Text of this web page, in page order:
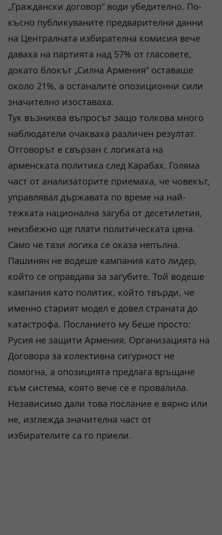
„Граждански договор“ води убедително. По-
късно публикуваните предварителни данни
на Централната избирателна комисия вече
даваха на партията над 57% от гласовете,
докато блокът „Силна Армения“ оставаше
около 21%, а останалите опозиционни сили
значително изоставаха.
Тук възниква въпросът защо толкова много
наблюдатели очакваха различен резултат.
Отговорът е свързан с логиката на
арменската политика след Карабах. Голяма
част от анализаторите приемаха, че човекът,
управлявал държавата по време на най-
тежката национална загуба от десетилетия,
неизбежно ще плати политическата цена.
Само че тази логика се оказа непълна.
Пашинян не водеше кампания като лидер,
който се оправдава за загубите. Той водеше
кампания като политик, който твърди, че
именно старият модел е довел страната до
катастрофа. Посланието му беше просто:
Русия не защити Армения, Организацията на
Договора за колективна сигурност не
помогна, а опозицията предлага връщане
към система, която вече се е провалила.
Независимо дали това послание е вярно или
не, изглежда значителна част от
избирателите са го приели.